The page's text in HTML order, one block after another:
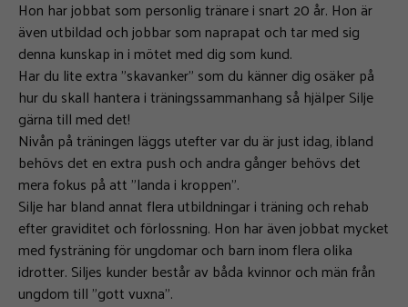
Hon har jobbat som personlig tränare i snart 20 år. Hon är
även utbildad och jobbar som naprapat och tar med sig
denna kunskap in i mötet med dig som kund.
Har du lite extra ”skavanker” som du känner dig osäker på
hur du skall hantera i träningssammanhang så hjälper Silje
gärna till med det!
Nivån på träningen läggs utefter var du är just idag, ibland
behövs det en extra push och andra gånger behövs det
mera fokus på att ”landa i kroppen”.
Silje har bland annat flera utbildningar i träning och rehab
efter graviditet och förlossning. Hon har även jobbat mycket
med fysträning för ungdomar och barn inom flera olika
idrotter. Siljes kunder består av båda kvinnor och män från
ungdom till ”gott vuxna”.